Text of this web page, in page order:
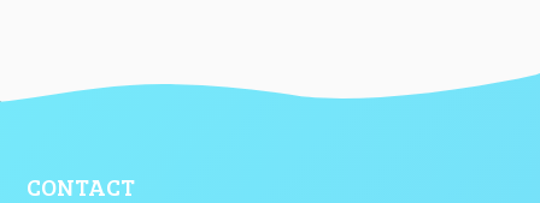
CONTACT